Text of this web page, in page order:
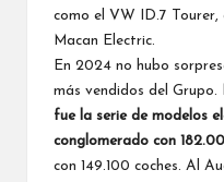
como el VW ID.7
Macan Electric.
En 2024 no hubo
más vendidos del Grupo.
fue la serie de modelos
conglomerado con
con 149.100 coches. Al